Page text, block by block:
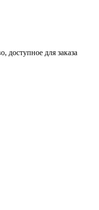
доступное для заказа